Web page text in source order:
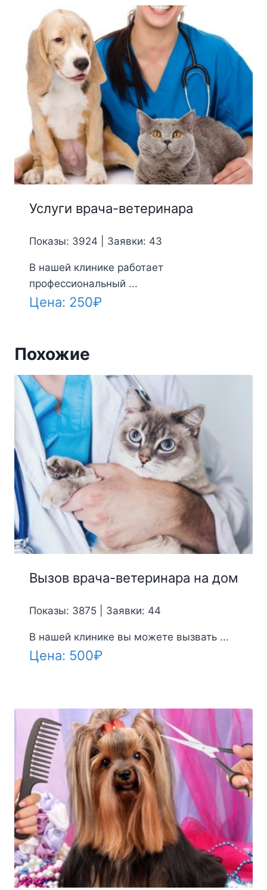
Услуги врача-ветеринара
Показы: 3924 | Заявки: 43
В нашей клинике работает
профессиональный ...
Цена: 250₽
Похожие
Вызов врача-ветеринара на дом
Показы: 3875 | Заявки: 44
В нашей клинике вы можете вызвать ...
Цена: 500₽